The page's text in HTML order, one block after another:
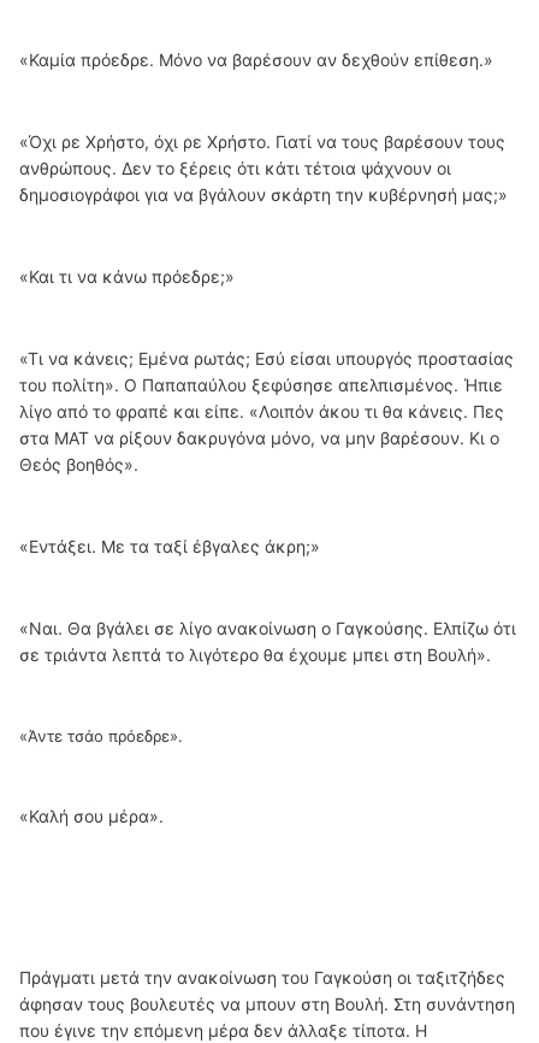
«Καμία πρόεδρε. Μόνο να βαρέσουν αν δεχθούν επίθεση.»
«Όχι ρε Χρήστο, όχι ρε Χρήστο. Γιατί να τους βαρέσουν τους
ανθρώπους. Δεν το ξέρεις ότι κάτι τέτοια ψάχνουν οι
δημοσιογράφοι για να βγάλουν σκάρτη την κυβέρνησή μας;»
«Και τι να κάνω πρόεδρε;»
«Τι να κάνεις; Εμένα ρωτάς; Εσύ είσαι υπουργός προστασίας
του πολίτη». Ο Παπαπαύλου ξεφύσησε απελπισμένος. Ήπιε
λίγο από το φραπέ και είπε. «Λοιπόν άκου τι θα κάνεις. Πες
στα ΜΑΤ να ρίξουν δακρυγόνα μόνο, να μην βαρέσουν. Κι ο
Θεός βοηθός».
«Εντάξει. Με τα ταξί έβγαλες άκρη;»
«Ναι. Θα βγάλει σε λίγο ανακοίνωση ο Γαγκούσης. Ελπίζω ότι
σε τριάντα λεπτά το λιγότερο θα έχουμε μπει στη Βουλή».
«Άντε τσάο πρόεδρε».
«Καλή σου μέρα».
Πράγματι μετά την ανακοίνωση του Γαγκούση οι ταξιτζήδες
άφησαν τους βουλευτές να μπουν στη Βουλή. Στη συνάντηση
που έγινε την επόμενη μέρα δεν άλλαξε τίποτα. Η